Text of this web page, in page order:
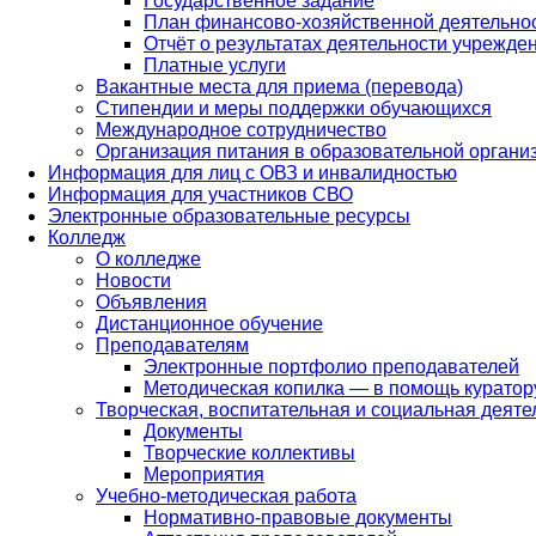
План финансово-хозяйственной
Отчёт о результатах деятельности
Платные услуги
Вакантные места для приема (перевода)
Стипендии и меры поддержки обучающихся
Международное сотрудничество
Организация питания в образовательной
Информация для лиц с ОВЗ и инвалидностью
Информация для участников СВО
Электронные образовательные ресурсы
Колледж
О колледже
Новости
Объявления
Дистанционное обучение
Преподавателям
Электронные портфолио преподавателей
Методическая копилка — в помощь
Творческая, воспитательная и социальная
Документы
Творческие коллективы
Мероприятия
Учебно-методическая работа
Нормативно-правовые документы